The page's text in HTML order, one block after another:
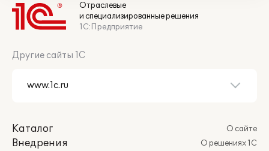
Отраслевые
и специализированные решения
1С:Предприятие
Другие сайты 1С
Каталог
Внедрения
О сайте
О решениях 1С